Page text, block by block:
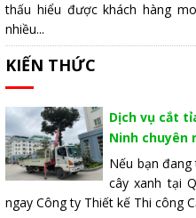
thấu hiểu được khách hàng
nhiều...
KIẾN THỨC
Dịch vụ cắt
Ninh chuyên
Nếu bạn
cây xanh tại
ngay Công ty Thiết kế Thi công